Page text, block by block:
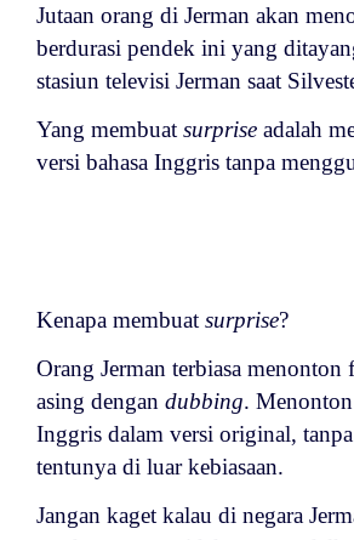
Jutaan orang di Jerman akan
berdurasi pendek ini yang
stasiun televisi Jerman saat
Yang membuat surprise adalah
versi bahasa Inggris tanpa
Kenapa membuat surprise?
Orang Jerman terbiasa menonton
asing dengan dubbing.
Inggris dalam versi original, tanpa
tentunya di luar kebiasaan.
Jangan kaget kalau di negara